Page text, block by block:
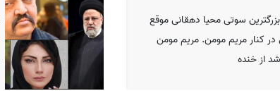
بزرگترین سوتی محیا دهقانی موقع
در کنار مریم مومن. مریم مومن
از خنده